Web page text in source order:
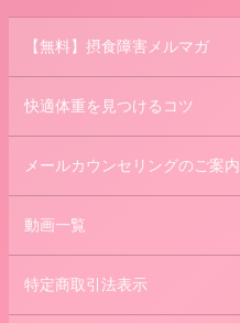
【無料】摂食障害メルマガ
快適体重を見つけるコツ
メールカウンセリングのご案内
動画一覧
特定商取引法表示